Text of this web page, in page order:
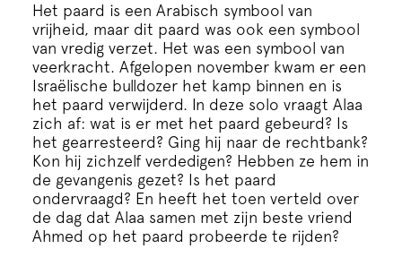
Het paard is een Arabisch symbool van
vrijheid, maar dit paard was ook een symbool
van vredig verzet. Het was een symbool van
veerkracht. Afgelopen november kwam er een
Israëlische bulldozer het kamp binnen en is
het paard verwijderd. In deze solo vraagt Alaa
zich af: wat is er met het paard gebeurd? Is
het gearresteerd? Ging hij naar de rechtbank?
Kon hij zichzelf verdedigen? Hebben ze hem in
de gevangenis gezet? Is het paard
ondervraagd? En heeft het toen verteld over
de dag dat Alaa samen met zijn beste vriend
Ahmed op het paard probeerde te rijden?